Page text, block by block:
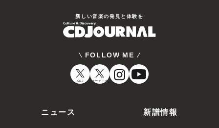
新しい⾳楽の発⾒と体験を
FOLLOW ME
CDJ オーディオ
ニュース
新譜情報